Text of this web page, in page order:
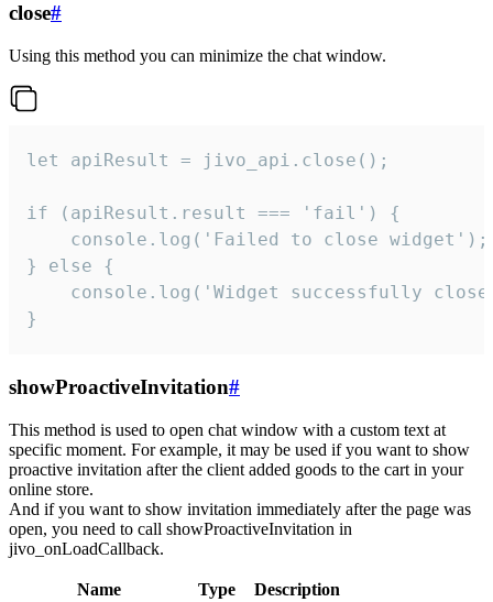
close#
Using this method you can minimize the chat window.
let apiResult = jivo_api.close();
if (apiResult.result === 'fail') {
    console.log('Failed to close widget');
} else {
console.log('Widget successfully
}
showProactiveInvitation#
This method is used to open chat window with a custom text at
specific moment. For example, it may be used if you want to show
proactive invitation after the client added goods to the cart in your
online store.
And if you want to show invitation immediately after the page was
open, you need to call showProactiveInvitation in
jivo_onLoadCallback.
Name Type
Description